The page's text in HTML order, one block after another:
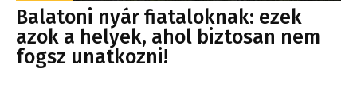
Balatoni nyár fiataloknak: ezek
azok a helyek, ahol biztosan nem
fogsz unatkozni!